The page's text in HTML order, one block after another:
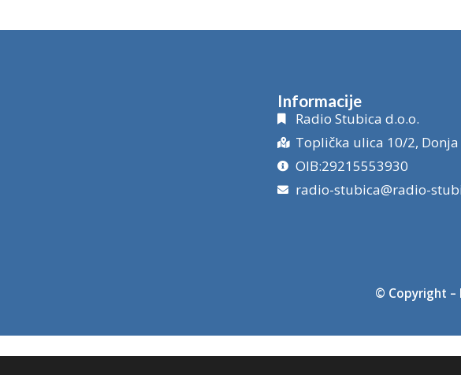
Informacije
Radio Stubica d.o.o.
Toplička ulica 10/2, Donja
OIB:29215553930
radio-stubica@radio-
© Copyright –